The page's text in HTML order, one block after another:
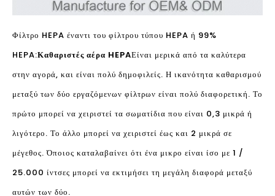
Φίλτρο HEPA έναντι του φίλτρου τύπου HEPA ή 99%
HEPA:Καθαριστές αέρα HEPAΕίναι μερικά από τα καλύτερα
στην αγορά, και είναι πολύ δημοφιλείς. Η ικανότητα καθαρισμού
μεταξύ των δύο εργαζόμενων φίλτρων είναι πολύ διαφορετική. Το
πρώτο μπορεί να χειριστεί τα σωματίδια που είναι 0,3 μικρά ή
λιγότερο. Το άλλο μπορεί να χειριστεί έως και 2 μικρά σε
μέγεθος. Όποιος καταλαβαίνει ότι ένα μικρο είναι ίσο με 1 /
25.000 ίντσες μπορεί να εκτιμήσει τη μεγάλη διαφορά μεταξύ
αυτών των δύο.